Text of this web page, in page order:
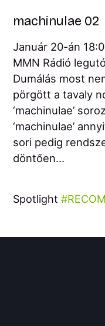
machinulae 02
Január 20-án
MMN Rádió
Dumálás most
pörgött a tavaly
‘machinulae’
‘machinulae’
sori pedig
döntően...
Spotlight